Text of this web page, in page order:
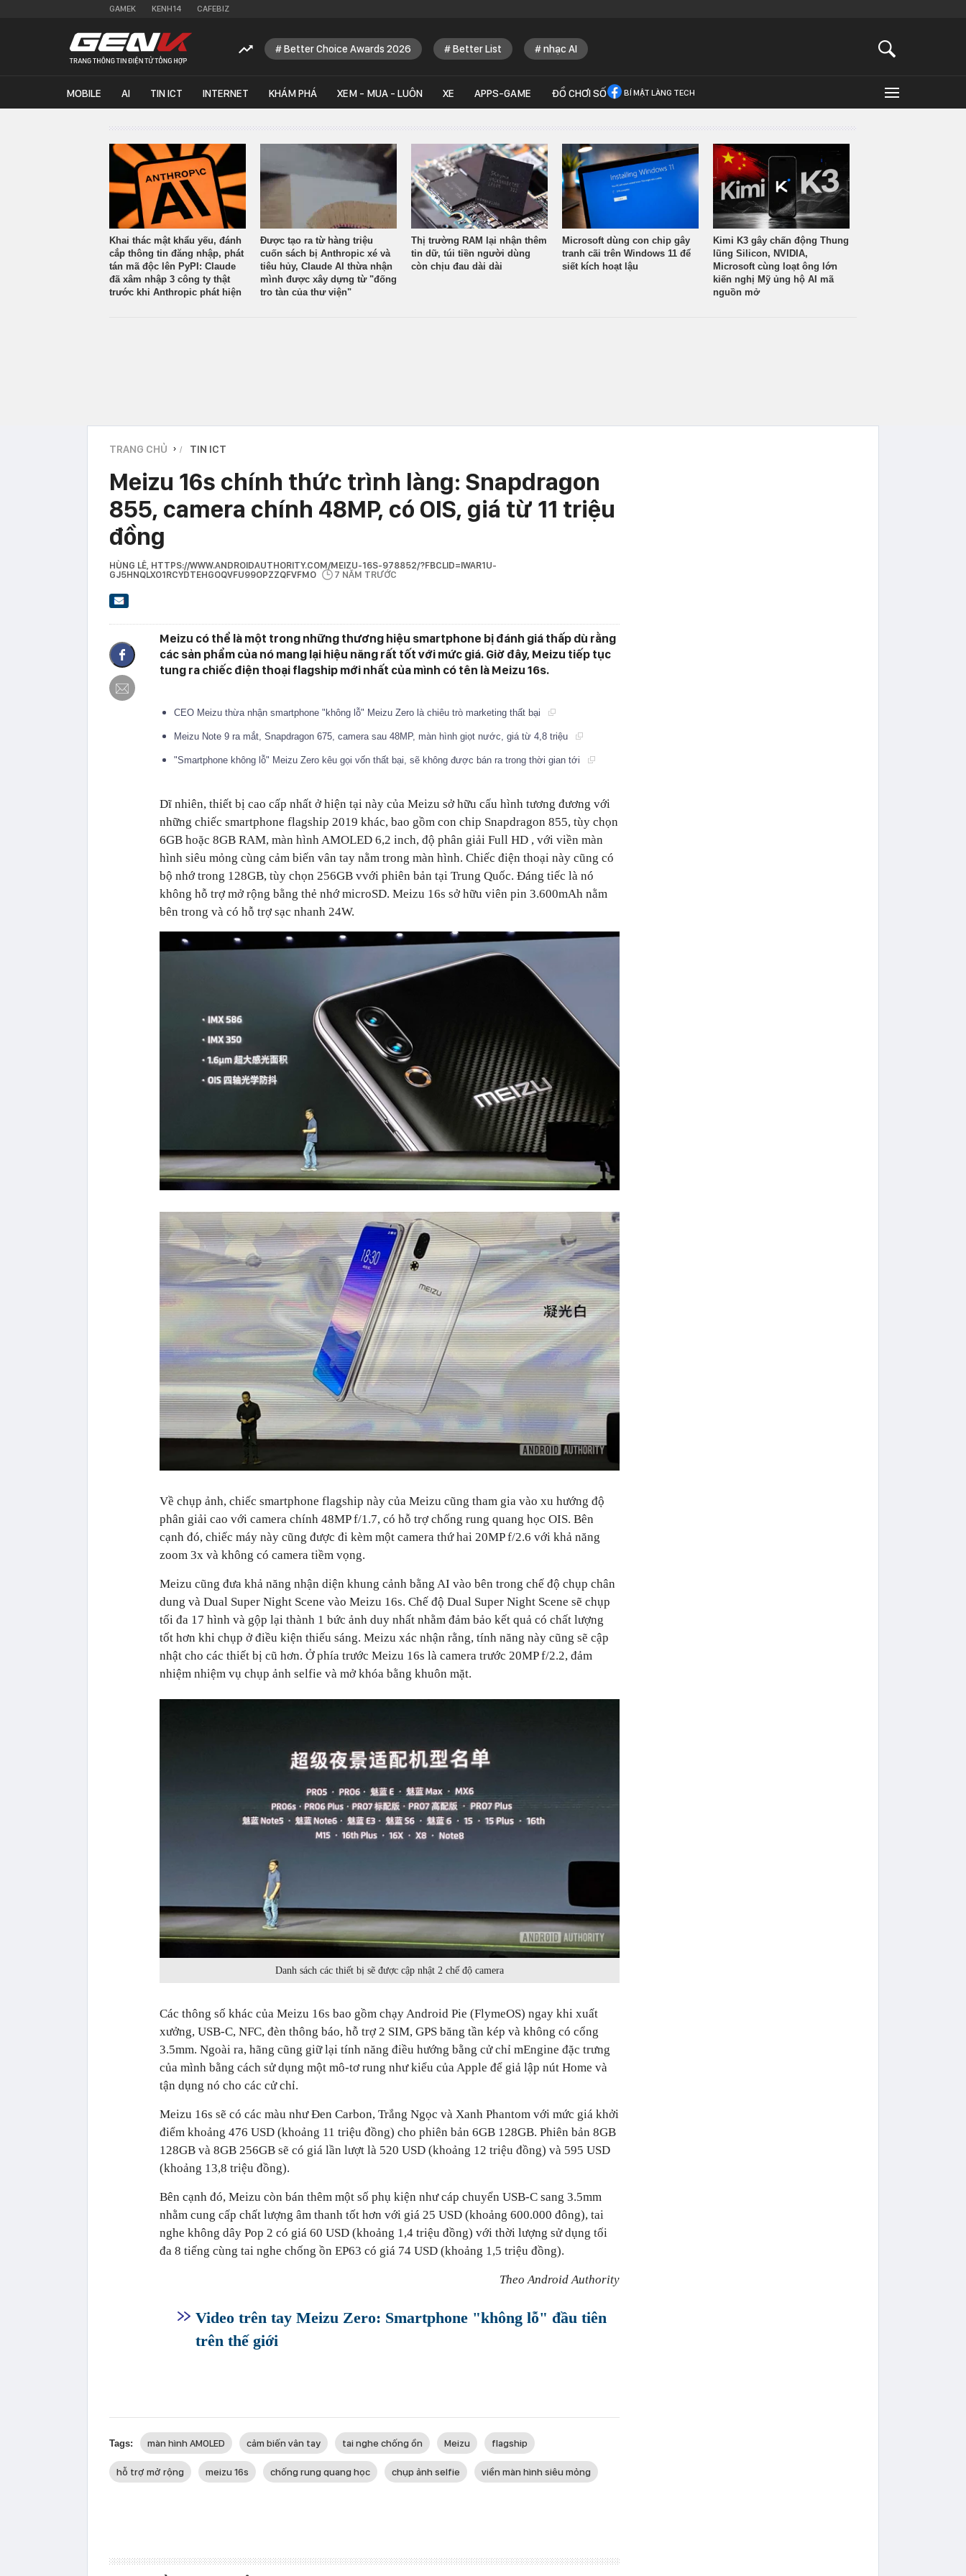
GAMEK KENH14 CAFEBIZ
Better Choice Awards 2026 Better List nhạc AI
MOBILE AI TIN ICT INTERNET KHÁM PHÁ XEM - MUA - LUÔN XE APPS-GAME ĐỒ CHƠI SỐ BÍ MẬT LÀNG TECH
Khai thác mật khẩu yếu, đánh
cắp thông tin đăng nhập, phát
tán mã độc lên PyPI: Claude
đã xâm nhập 3 công ty thật
trước khi Anthropic phát hiện
Được tạo ra từ hàng triệu
cuốn sách bị Anthropic xé và
tiêu hủy, Claude AI thừa nhận
mình được xây dựng từ "đống
tro tàn của thư viện"
Thị trường RAM lại nhận thêm
tin dữ, túi tiền người dùng
còn chịu đau dài dài
Microsoft dùng con chip gây
tranh cãi trên Windows 11 để
siết kích hoạt lậu
Kimi K3 gây chấn động Thung
lũng Silicon, NVIDIA,
Microsoft cùng loạt ông lớn
kiến nghị Mỹ ủng hộ AI mã
nguồn mở
TRANG CHỦ › TIN ICT
Meizu 16s chính thức trình làng: Snapdragon
855, camera chính 48MP, có OIS, giá từ 11 triệu
đồng
HÙNG LÊ , HTTPS://WWW.ANDROIDAUTHORITY.COM/MEIZU-16S-978852/?FBCLID=IWAR1U-
GJ5HNQLXO1RCYDTEHGOQVFU99OPZZQFVFMO
7 NĂM TRƯỚC
Meizu có thể là một trong những thương hiệu smartphone bị đánh giá thấp dù rằng
các sản phẩm của nó mang lại hiệu năng rất tốt với mức giá. Giờ đây, Meizu tiếp tục
tung ra chiếc điện thoại flagship mới nhất của mình có tên là Meizu 16s.
CEO Meizu thừa nhận smartphone "không lỗ" Meizu Zero là chiêu trò marketing thất bại
Meizu Note 9 ra mắt, Snapdragon 675, camera sau 48MP, màn hình giọt nước, giá từ 4,8 triệu
"Smartphone không lỗ" Meizu Zero kêu gọi vốn thất bại, sẽ không được bán ra trong thời gian tới
Dĩ nhiên, thiết bị cao cấp nhất ở hiện tại này của Meizu sở hữu cấu hình tương đương với
những chiếc smartphone flagship 2019 khác, bao gồm con chip Snapdragon 855, tùy chọn
6GB hoặc 8GB RAM, màn hình AMOLED 6,2 inch, độ phân giải Full HD , với viền màn
hình siêu mỏng cùng cảm biến vân tay nằm trong màn hình. Chiếc điện thoại này cũng có
bộ nhớ trong 128GB, tùy chọn 256GB vvới phiên bản tại Trung Quốc. Đáng tiếc là nó
không hỗ trợ mở rộng bằng thẻ nhớ microSD. Meizu 16s sở hữu viên pin 3.600mAh nằm
bên trong và có hỗ trợ sạc nhanh 24W.
Về chụp ảnh, chiếc smartphone flagship này của Meizu cũng tham gia vào xu hướng độ
phân giải cao với camera chính 48MP f/1.7, có hỗ trợ chống rung quang học OIS. Bên
cạnh đó, chiếc máy này cũng được đi kèm một camera thứ hai 20MP f/2.6 với khả năng
zoom 3x và không có camera tiềm vọng.
Meizu cũng đưa khả năng nhận diện khung cảnh bằng AI vào bên trong chế độ chụp chân
dung và Dual Super Night Scene vào Meizu 16s. Chế độ Dual Super Night Scene sẽ chụp
tối đa 17 hình và gộp lại thành 1 bức ảnh duy nhất nhằm đảm bảo kết quả có chất lượng
tốt hơn khi chụp ở điều kiện thiếu sáng. Meizu xác nhận rằng, tính năng này cũng sẽ cập
nhật cho các thiết bị cũ hơn. Ở phía trước Meizu 16s là camera trước 20MP f/2.2, đảm
nhiệm nhiệm vụ chụp ảnh selfie và mở khóa bằng khuôn mặt.
Danh sách các thiết bị sẽ được cập nhật 2 chế độ camera
Các thông số khác của Meizu 16s bao gồm chạy Android Pie (FlymeOS) ngay khi xuất
xưởng, USB-C, NFC, đèn thông báo, hỗ trợ 2 SIM, GPS băng tần kép và không có cổng
3.5mm. Ngoài ra, hãng cũng giữ lại tính năng điều hướng bằng cử chỉ mEngine đặc trưng
của mình bằng cách sử dụng một mô-tơ rung như kiểu của Apple để giả lập nút Home và
tận dụng nó cho các cử chỉ.
Meizu 16s sẽ có các màu như Đen Carbon, Trắng Ngọc và Xanh Phantom với mức giá khởi
điểm khoảng 476 USD (khoảng 11 triệu đồng) cho phiên bản 6GB 128GB. Phiên bản 8GB
128GB và 8GB 256GB sẽ có giá lần lượt là 520 USD (khoảng 12 triệu đồng) và 595 USD
(khoảng 13,8 triệu đồng).
Bên cạnh đó, Meizu còn bán thêm một số phụ kiện như cáp chuyển USB-C sang 3.5mm
nhằm cung cấp chất lượng âm thanh tốt hơn với giá 25 USD (khoảng 600.000 đông), tai
nghe không dây Pop 2 có giá 60 USD (khoảng 1,4 triệu đồng) với thời lượng sử dụng tối
đa 8 tiếng cùng tai nghe chống ồn EP63 có giá 74 USD (khoảng 1,5 triệu đồng).
Theo Android Authority
Video trên tay Meizu Zero: Smartphone "không lỗ" đầu tiên
trên thế giới
Tags: màn hình AMOLED cảm biến vân tay tai nghe chống ồn Meizu flagship
hỗ trợ mở rộng meizu 16s chống rung quang học chụp ảnh selfie viền màn hình siêu mỏng